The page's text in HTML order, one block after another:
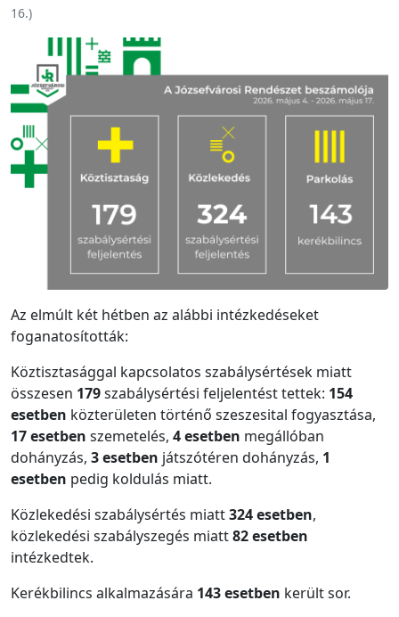
16.)
Az elmúlt két hétben az alábbi intézkedéseket
foganatosították:
Köztisztasággal kapcsolatos szabálysértések miatt
összesen 179szabálysértési feljelentést tettek: 154
esetben közterületen történő szeszesital fogyasztása,
17 esetben szemetelés, 4 esetben megállóban
dohányzás, 3 esetben játszótéren dohányzás, 1
esetben pedig koldulás miatt.
Közlekedési szabálysértés miatt324 esetben,
közlekedési szabályszegés miatt82 esetben
intézkedtek.
Kerékbilincs alkalmazására 143 esetben került sor.